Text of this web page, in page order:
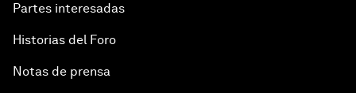
Partes interesadas
Historias del Foro
Notas de prensa